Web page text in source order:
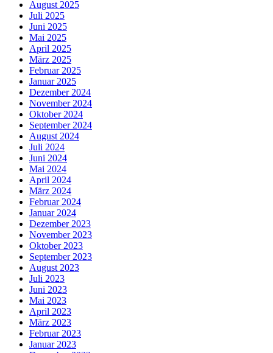
August 2025
Juli 2025
Juni 2025
Mai 2025
April 2025
März 2025
Februar 2025
Januar 2025
Dezember 2024
November 2024
Oktober 2024
September 2024
August 2024
Juli 2024
Juni 2024
Mai 2024
April 2024
März 2024
Februar 2024
Januar 2024
Dezember 2023
November 2023
Oktober 2023
September 2023
August 2023
Juli 2023
Juni 2023
Mai 2023
April 2023
März 2023
Februar 2023
Januar 2023